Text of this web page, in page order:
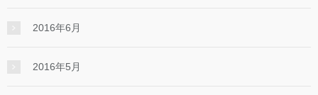
2016年6月
2016年5月